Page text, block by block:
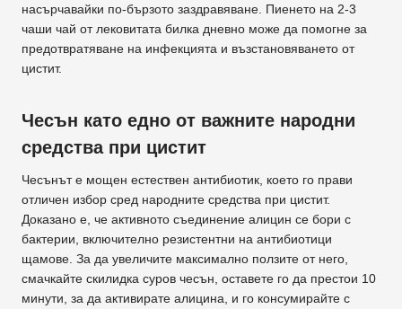
насърчавайки по-бързото заздравяване. Пиенето на 2-3
чаши чай от лековитата билка дневно може да помогне за
предотвратяване на инфекцията и възстановяването от
цистит.
Чесън като едно от важните народни
средства при цистит
Чесънът е мощен естествен антибиотик, което го прави
отличен избор сред народните средства при цистит.
Доказано е, че активното съединение алицин се бори с
бактерии, включително резистентни на антибиотици
щамове. За да увеличите максимално ползите от него,
смачкайте скилидка суров чесън, оставете го да престои 10
минути, за да активирате алицина, и го консумирайте с